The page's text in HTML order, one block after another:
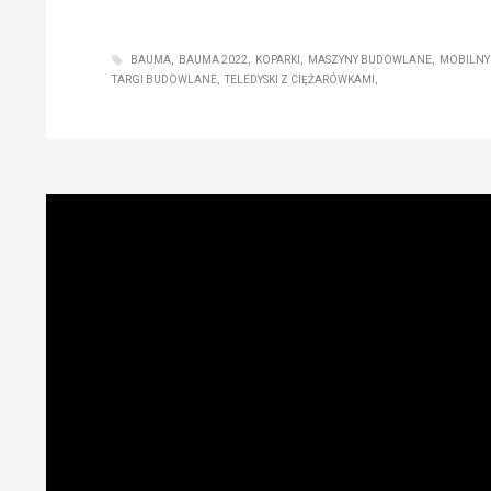
BAUMA BAUMA 2022 KOPARKI MASZYNY BUDOWLANE
TARGI BUDOWLANE
TELEDYSKI Z CIĘŻARÓWKAMI